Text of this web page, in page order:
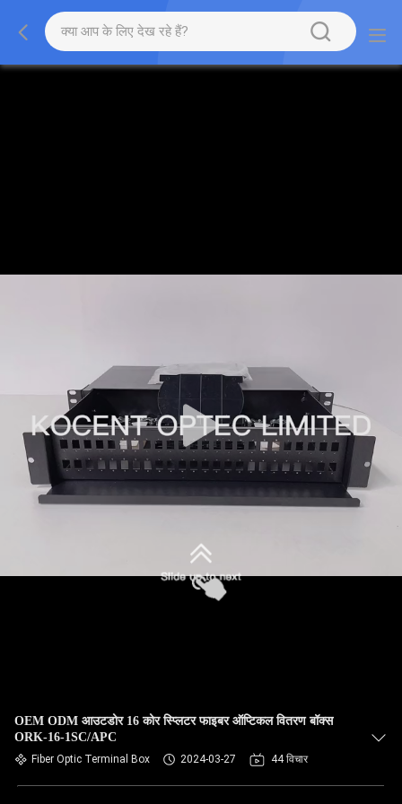
OEM ODM आउटडोर 16 कोर स्प्लिटर फाइबर ऑप्टिकल वितरण बॉक्स
ORK-16-1SC/APC
Fiber Optic Terminal Box 2024-03-27 44 विचार